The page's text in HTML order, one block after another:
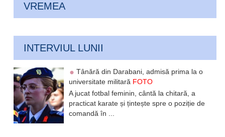
VREMEA
INTERVIUL LUNII
Tânără din Darabani, admisă prima la o
universitate militară FOTO
A jucat fotbal feminin, cântă la chitară, a
practicat karate și țintește spre o poziție de
comandă în ...